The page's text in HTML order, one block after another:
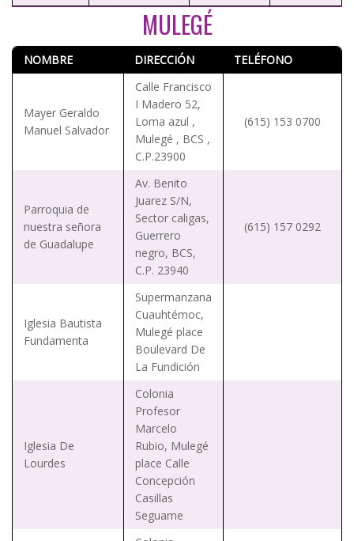
MULEGÉ
NOMBRE DIRECCIÓN TELÉFONO
Mayer Geraldo
Manuel Salvador
Calle Francisco
I Madero 52,
Loma azul ,
Mulegé , BCS ,
C.P.23900
(615) 153 0700
Parroquia de
nuestra señora
de Guadalupe
Av. Benito
Juarez S/N,
Sector caligas,
Guerrero
negro, BCS,
C.P. 23940
(615) 157 0292
Iglesia Bautista
Fundamenta
Supermanzana
Cuauhtémoc,
Mulegé place
Boulevard De
La Fundición
Iglesia De
Lourdes
Colonia
Profesor
Marcelo
Rubio, Mulegé
place Calle
Concepción
Casillas
Seguame